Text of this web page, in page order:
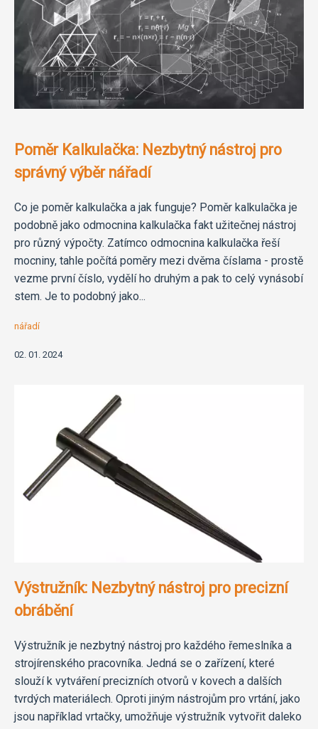
Poměr Kalkulačka: Nezbytný nástroj pro
správný výběr nářadí
Co je poměr kalkulačka a jak funguje? Poměr kalkulačka je
podobně jako odmocnina kalkulačka fakt užitečnej nástroj
pro různý výpočty. Zatímco odmocnina kalkulačka řeší
mocniny, tahle počítá poměry mezi dvěma číslama - prostě
vezme první číslo, vydělí ho druhým a pak to celý vynásobí
stem. Je to podobný jako...
nářadí
02. 01. 2024
Výstružník: Nezbytný nástroj pro precizní
obrábění
Výstružník je nezbytný nástroj pro každého řemeslníka a
strojírenského pracovníka. Jedná se o zařízení, které
slouží k vytváření precizních otvorů v kovech a dalších
tvrdých materiálech. Oproti jiným nástrojům pro vrtání, jako
jsou například vrtačky, umožňuje výstružník vytvořit daleko